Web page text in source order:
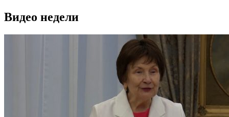
Видео недели